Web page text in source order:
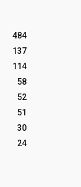
484
137
114
58
52
51
30
24